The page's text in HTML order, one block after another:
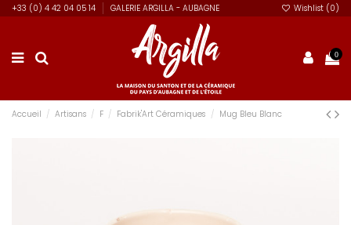
+33 (0) 4 42 04 05 14 GALERIE ARGILLA - AUBAGNE Wishlist (0)
0
Accueil Artisans F Fabrik'Art Céramiques Mug Bleu Blanc